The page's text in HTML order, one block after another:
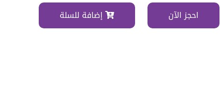
احجز الآن إضافة للسلة